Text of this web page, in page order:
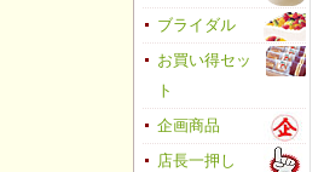
ブライダル
お買い得セッ
ト
企画商品
店長一押し